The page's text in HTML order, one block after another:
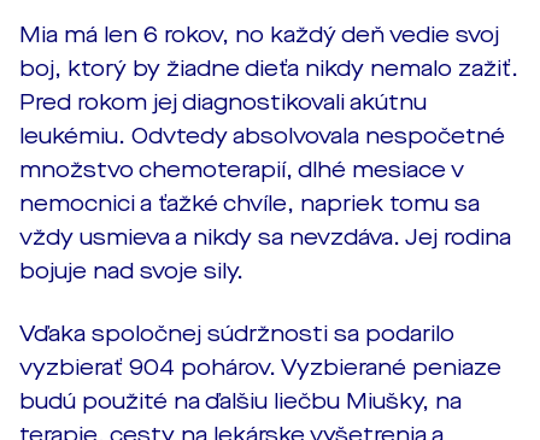
Mia má len 6 rokov, no každý deň vedie svoj
boj, ktorý by žiadne dieťa nikdy nemalo zažiť.
Pred rokom jej diagnostikovali akútnu
leukémiu. Odvtedy absolvovala nespočetné
množstvo chemoterapií, dlhé mesiace v
nemocnici a ťažké chvíle, napriek tomu sa
vždy usmieva a nikdy sa nevzdáva. Jej rodina
bojuje nad svoje sily.
Vďaka spoločnej súdržnosti sa podarilo
vyzbierať 904 pohárov. Vyzbierané peniaze
budú použité na ďalšiu liečbu Miušky, na